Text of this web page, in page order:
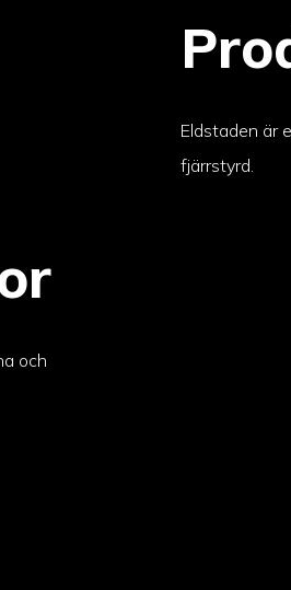
Eldstaden är
fjärrstyrd.
och